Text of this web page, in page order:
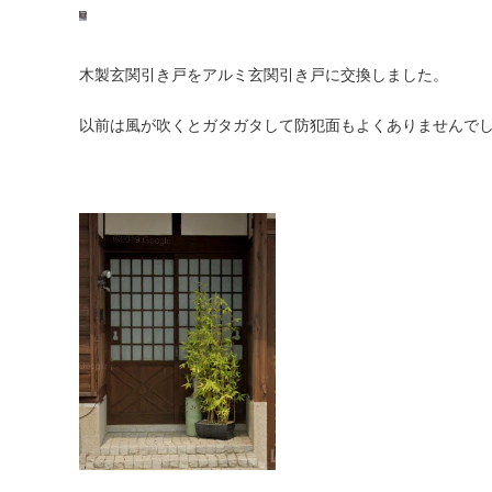
木製玄関引き戸をアルミ玄関引き戸に交換しました。
以前は風が吹くとガタガタして防犯面もよくありませんで